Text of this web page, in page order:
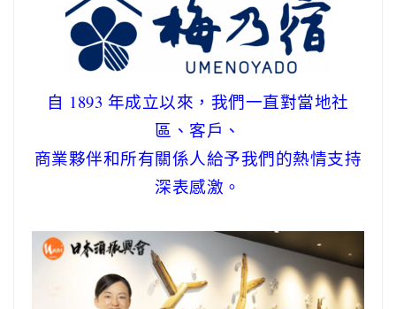
自 1893 年成立以來，我們一直對當地社
區、客戶、
商業夥伴和所有關係人給予我們的熱情支持
深表感激。